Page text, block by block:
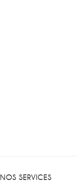
NOS SERVICES